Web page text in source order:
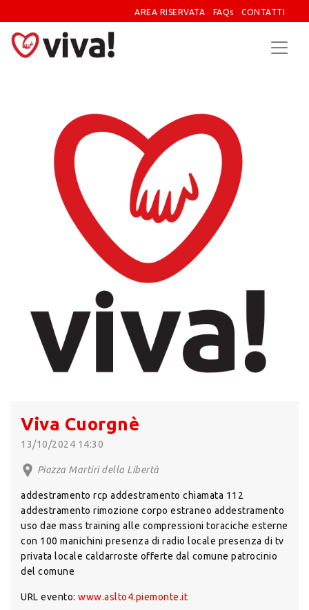
AREA RISERVATA FAQs CONTATTI
Viva Cuorgnè
13/10/2024 14:30
Piazza Martiri della Libertà
addestramento rcp addestramento chiamata 112
addestramento rimozione corpo estraneo addestramento
uso dae mass training alle compressioni toraciche esterne
con 100 manichini presenza di radio locale presenza di tv
privata locale caldarroste offerte dal comune patrocinio
del comune
URL evento: www.aslto4.piemonte.it